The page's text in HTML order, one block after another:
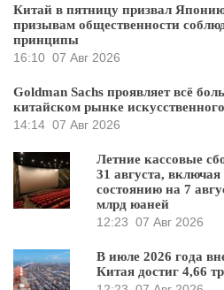
Китай в пятницу призвал
призывам общественности
принципы
16:10 07 Авг 2026
Goldman Sachs проявляет всё
китайском рынке
14:14 07 Авг 2026
Летние кассовые
31 августа,
состоянию на 7
млрд юаней
12:23 07 Авг 2026
В июле 2026 года
Китая достиг 4,66